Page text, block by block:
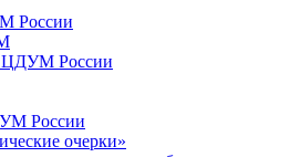
России
России
России
очерки»